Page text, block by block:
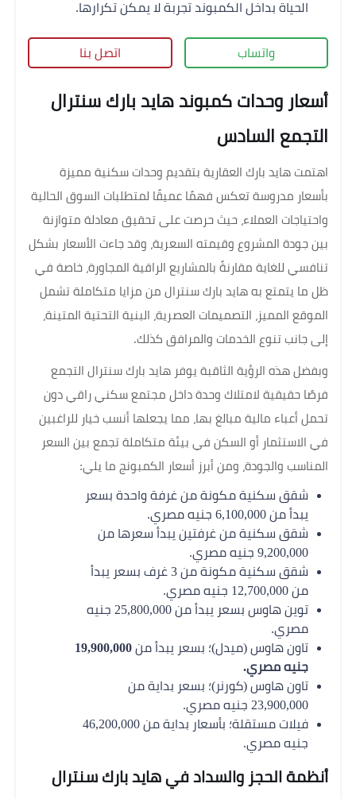
الحياة بداخل الكمبوند تجربة لا يمكن تكرارها.
واتساب اتصل بنا
أسعار وحدات كمبوند هايد بارك سنترال
التجمع السادس
اهتمت هايد بارك العقارية بتقديم وحدات سكنية مميزة
بأسعار مدروسة تعكس فهمًا عميقًا لمتطلبات السوق الحالية
واحتياجات العملاء، حيث حرصت على تحقيق معادلة متوازنة
بين جودة المشروع وقيمته السعرية، وقد جاءت الأسعار بشكل
تنافسي للغاية مقارنةً بالمشاريع الراقية المجاورة، خاصة في
ظل ما يتمتع به هايد بارك سنترال من مزايا متكاملة تشمل
الموقع المميز، التصميمات العصرية، البنية التحتية المتينة،
إلى جانب تنوع الخدمات والمرافق كذلك.
وبفضل هذه الرؤية الثاقبة يوفر هايد بارك سنترال التجمع
فرصًا حقيقية لامتلاك وحدة داخل مجتمع سكني راقي دون
تحمل أعباء مالية مبالغ بها، مما يجعلها أنسب خيار للراغبين
في الاستثمار أو السكن في بيئة متكاملة تجمع بين السعر
المناسب والجودة، ومن أبرز أسعار الكمبونج ما يلي:
شقق سكنية مكونة من غرفة واحدة بسعر
يبدأ من 6,100,000 جنيه مصري.
شقق سكنية من غرفتين يبدأ سعرها من
9,200,000 جنيه مصري.
شقق سكنية مكونة من 3 غرف بسعر يبدأ
من 12,700,000 جنيه مصري.
توين هاوس بسعر يبدأ من 25,800,000 جنيه
مصري.
تاون هاوس (ميدل)؛ بسعر يبدأ من 19,900,000
جنيه مصري.
تاون هاوس (كورنر)؛ بسعر بداية من
23,900,000 جنيه مصري.
فيلات مستقلة؛ بأسعار بداية من 46,200,000
جنيه مصري.
أنظمة الحجز والسداد في هايد بارك سنترال